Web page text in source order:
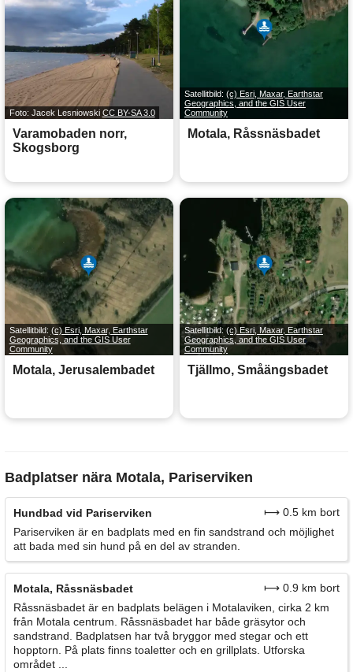
Foto: Jacek Lesniowski CC BY-SA 3.0
Varamobaden norr,
Skogsborg
Satellitbild: (c) Esri, Maxar, Earthstar
Geographics, and the GIS User
Community
Motala, Råssnäsbadet
Satellitbild: (c) Esri, Maxar, Earthstar
Geographics, and the GIS User
Community
Motala, Jerusalembadet
Satellitbild: (c) Esri, Maxar, Earthstar
Geographics, and the GIS User
Community
Tjällmo, Småängsbadet
Badplatser nära Motala, Pariserviken
Hundbad vid Pariserviken
⟼ 0.5 km bort
Pariserviken är en badplats med en fin sandstrand och möjlighet
att bada med sin hund på en del av stranden.
Motala, Råssnäsbadet
⟼ 0.9 km bort
Råssnäsbadet är en badplats belägen i Motalaviken, cirka 2 km
från Motala centrum. Råssnäsbadet har både gräsytor och
sandstrand. Badplatsen har två bryggor med stegar och ett
hopptorn. På plats finns toaletter och en grillplats. Utforska
området ...